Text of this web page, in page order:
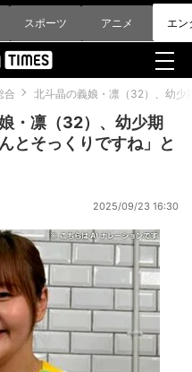
スポーツ アニメ エン
合 北斗晶の義娘・凛（32）、幼少
・凛（32）、幼少期
とそっくりですね」と
2025/09/23 16:30